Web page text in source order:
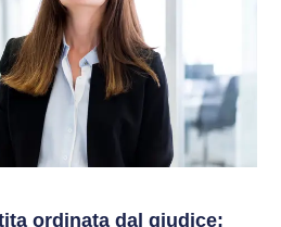
ordinata dal giudice: